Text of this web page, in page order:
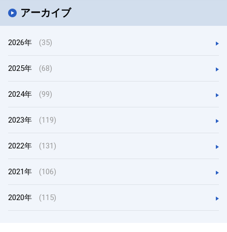
アーカイブ
2026年 (35)
2025年 (68)
2024年 (99)
2023年 (119)
2022年 (131)
2021年 (106)
2020年 (115)